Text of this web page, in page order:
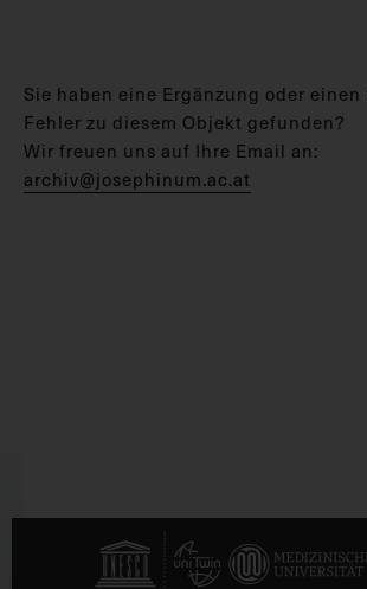
Sie haben eine Ergänzung oder
Fehler zu diesem Objekt gefunden?
Wir freuen uns auf Ihre Email an:
archiv@josephinum.ac.at